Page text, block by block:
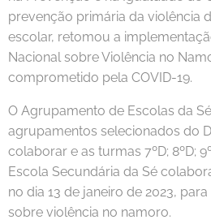
prevenção primária da violência
escolar, retomou a
Nacional sobre Violência no
comprometido pela COVID-19.
O Agrupamento de Escolas da
agrupamentos selecionados do
colaborar e as turmas 7ºD; 8ºD;
Escola Secundária da Sé
no dia 13 de janeiro de 2023,
sobre violência no namoro.